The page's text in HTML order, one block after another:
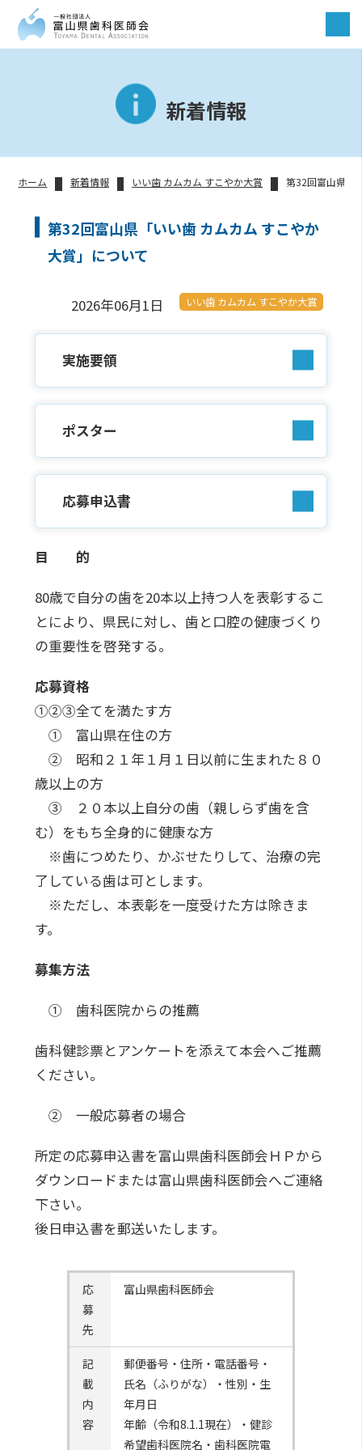
新着情報
ホーム 新着情報 いい歯 カムカム すこやか大賞 第32回富山県「
第32回富山県「いい歯 カムカム すこやか
大賞」について
2026年06月1日 いい歯 カムカム すこやか大賞
実施要領
ポスター
応募申込書
目 的
80歳で自分の歯を20本以上持つ人を表彰するこ
とにより、県民に対し、歯と口腔の健康づくり
の重要性を啓発する。
応募資格
①②③全てを満たす方
① 富山県在住の方
② 昭和２１年１月１日以前に生まれた８０
歳以上の方
③ ２０本以上自分の歯（親しらず歯を含
む）をもち全身的に健康な方
※歯につめたり、かぶせたりして、治療の完
了している歯は可とします。
※ただし、本表彰を一度受けた方は除きま
す。
募集方法
① 歯科医院からの推薦
歯科健診票とアンケートを添えて本会へご推薦
ください。
② 一般応募者の場合
所定の応募申込書を富山県歯科医師会ＨＰから
ダウンロードまたは富山県歯科医師会へご連絡
下さい。
後日申込書を郵送いたします。
応
募
先
富山県歯科医師会
記
載
内
容
郵便番号・住所・電話番号・
氏名（ふりがな）・性別・生
年月日
年齢（令和8.1.1現在）・健診
希望歯科医院名・歯科医院電